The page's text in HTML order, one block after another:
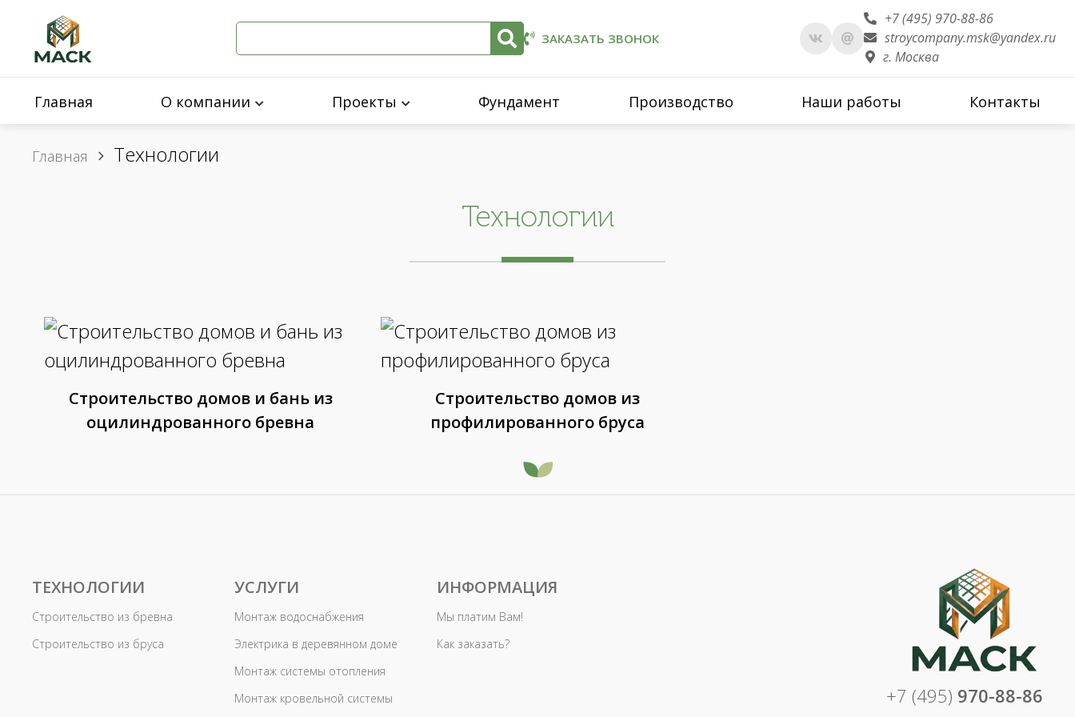
ЗАКАЗАТЬ ЗВОНОК
+7 (495) 970-88-86
stroycompany.msk@yandex.ru
г. Москва
Главная О компании Проекты Фундамент Производство Наши работы Контакты
Главная Технологии
Технологии
Строительство домов и бань из
оцилиндрованного бревна
Строительство домов из
профилированного бруса
ТЕХНОЛОГИИ
Строительство из бревна
Строительство из бруса
УСЛУГИ
Монтаж водоснабжения
Электрика в деревянном доме
Монтаж системы отопления
Монтаж кровельной системы
ИНФОРМАЦИЯ
Мы платим Вам!
Как заказать?
+7 (495) 970-88-86